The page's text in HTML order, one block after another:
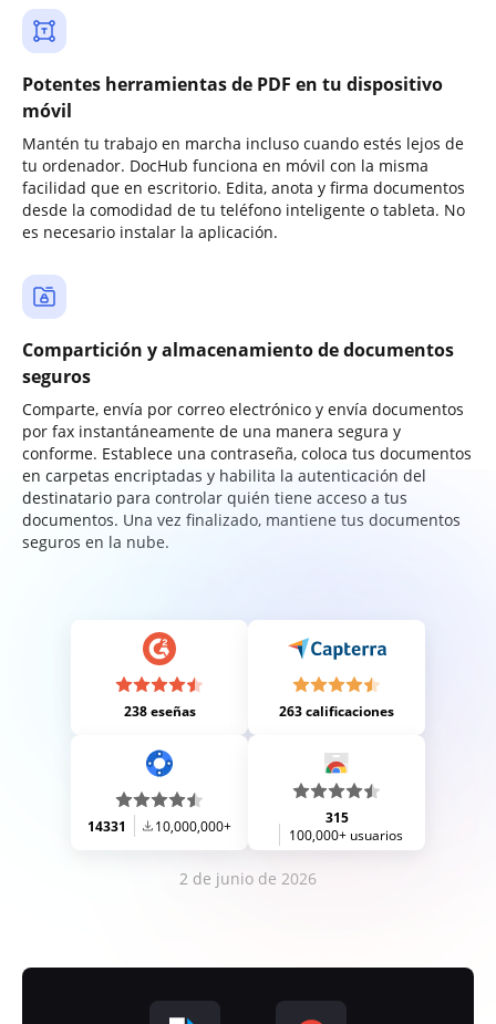
Potentes herramientas de PDF en tu dispositivo
móvil
Mantén tu trabajo en marcha incluso cuando estés lejos de
tu ordenador. DocHub funciona en móvil con la misma
facilidad que en escritorio. Edita, anota y firma documentos
desde la comodidad de tu teléfono inteligente o tableta. No
es necesario instalar la aplicación.
Compartición y almacenamiento de documentos
seguros
Comparte, envía por correo electrónico y envía documentos
por fax instantáneamente de una manera segura y
conforme. Establece una contraseña, coloca tus documentos
en carpetas encriptadas y habilita la autenticación del
destinatario para controlar quién tiene acceso a tus
documentos. Una vez finalizado, mantiene tus documentos
seguros en la nube.
238 eseñas 263 calificaciones
14331 10,000,000+
315
100,000+ usuarios
2 de junio de 2026